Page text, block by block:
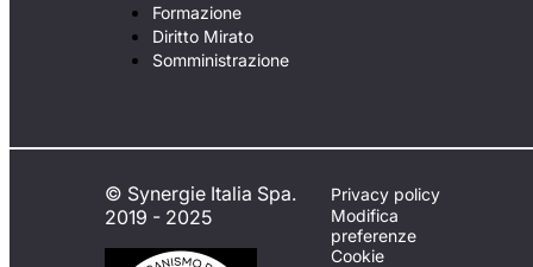
Formazione
Diritto Mirato
Somministrazione
© Synergie Italia Spa.
2019 - 2025
Privacy policy
Modifica
preferenze
Cookie